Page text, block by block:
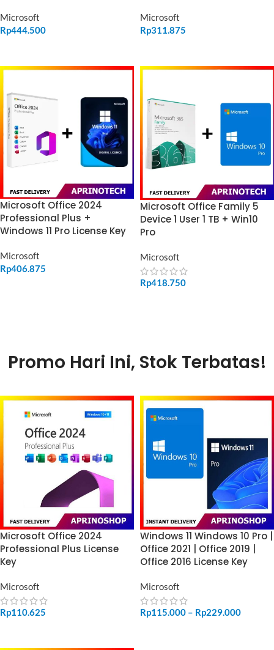
Microsoft
Rp444.500
Microsoft
Rp311.875
Microsoft Office 2024
Professional Plus +
Windows 11 Pro License Key
Microsoft
Rp406.875
Microsoft Office Family 5
Device 1 User 1 TB + Win10
Pro
Microsoft
Rp418.750
Promo Hari Ini, Stok Terbatas!
Microsoft Office 2024
Professional Plus License
Key
Microsoft
Rp110.625
Windows 11 Windows 10 Pro |
Office 2021 | Office 2019 |
Office 2016 License Key
Microsoft
Rp115.000 – Rp229.000